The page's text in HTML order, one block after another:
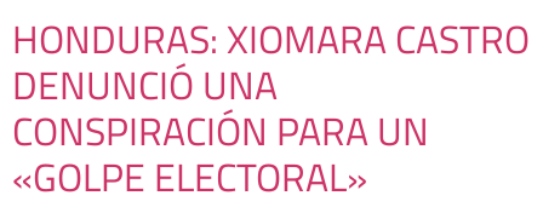
HONDURAS: XIOMARA CASTRO
DENUNCIÓ UNA
CONSPIRACIÓN PARA UN
«GOLPE ELECTORAL»